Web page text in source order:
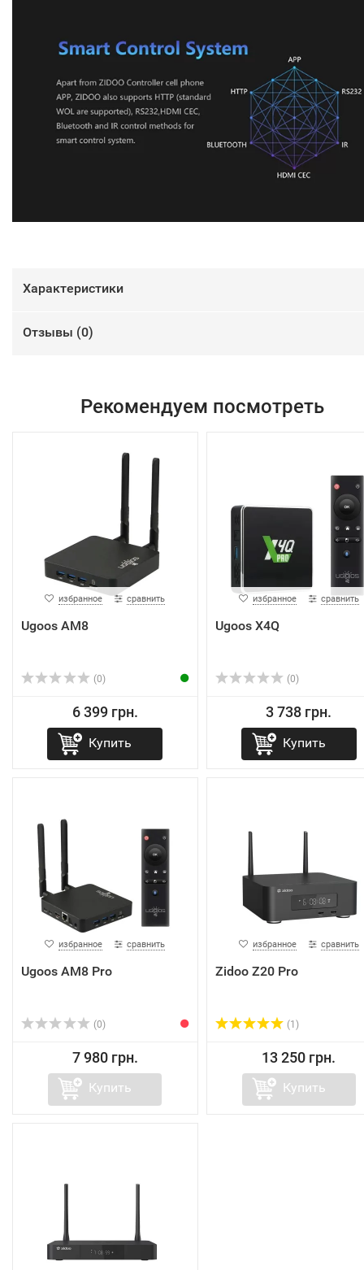
Характеристики
Отзывы (0)
Рекомендуем посмотреть
избранное сравнить
Ugoos AM8
(0)
6 399 грн.
Купить
избранное сравнить
Ugoos X4Q
(0)
3 738 грн.
Купить
избранное сравнить
Ugoos AM8 Pro
(0)
7 980 грн.
Купить
избранное сравнить
Zidoo Z20 Pro
(1)
13 250 грн.
Купить